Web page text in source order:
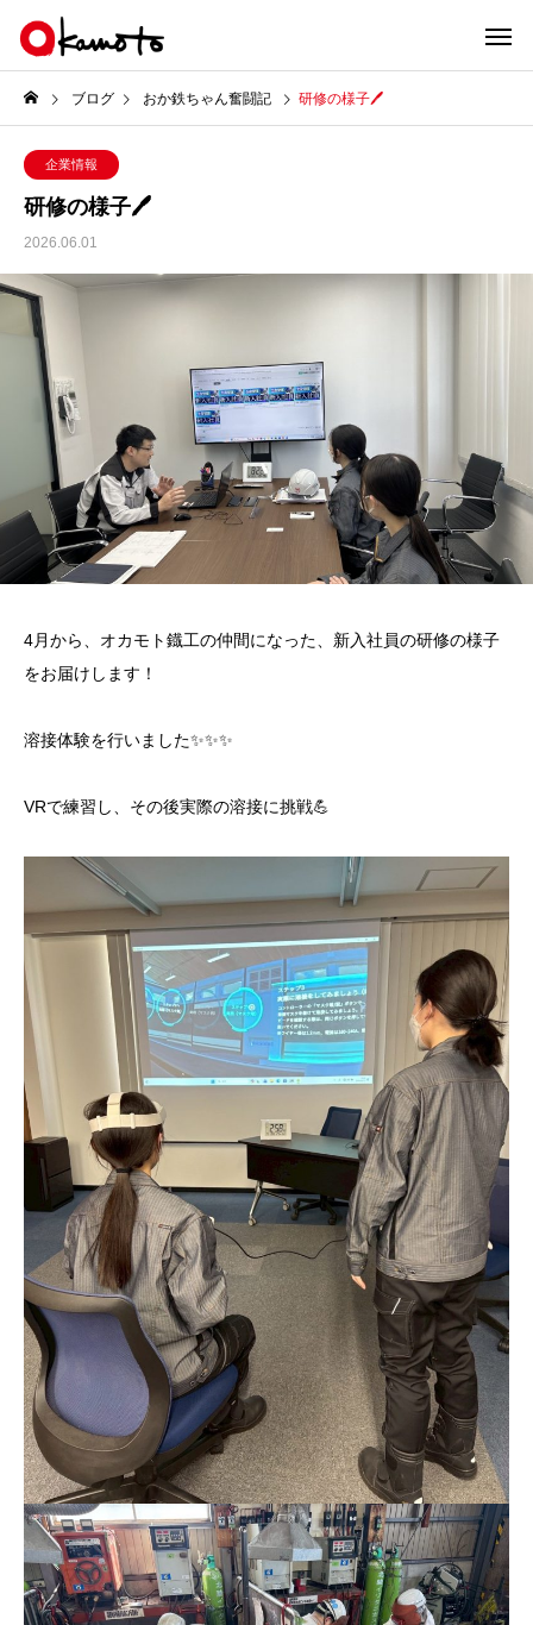
ブログ おか鉄ちゃん奮闘記 研修の様子🖊️
企業情報
研修の様子🖊️
2026.06.01
4月から、オカモト鐡工の仲間になった、新入社員の研修の様子
をお届けします！
溶接体験を行いました✨✨✨
VRで練習し、その後実際の溶接に挑戦💪